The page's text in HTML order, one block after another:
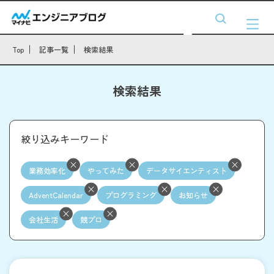
Top 記事一覧 検索結果
検索結果
絞り込みキーワード
業務効率化 やってみた データサイエンティスト
AdventCalendar プログラミング お知らせ
会社生活 競プロ